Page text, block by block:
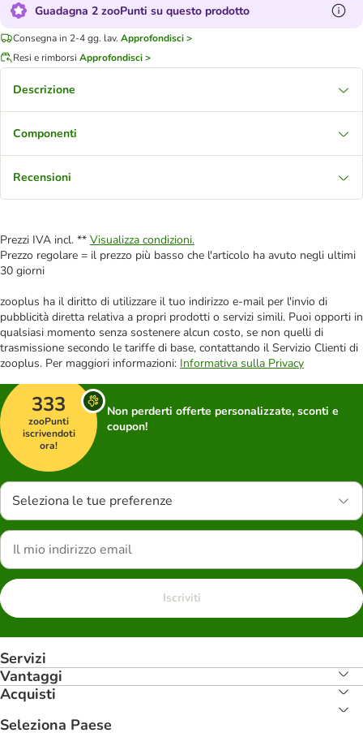
Guadagna 2 zooPunti su questo prodotto
Consegna in 2-4 gg. lav. Approfondisci >
Resi e rimborsi Approfondisci >
Descrizione
Componenti
Recensioni
Prezzi IVA incl. ** Visualizza condizioni.
Prezzo regolare = il prezzo più basso che l'articolo ha avuto negli ultimi
30 giorni
zooplus ha il diritto di utilizzare il tuo indirizzo e-mail per l'invio di
pubblicità diretta relativa a propri prodotti o servizi simili. Puoi opporti in
qualsiasi momento senza sostenere alcun costo, se non quelli di
trasmissione secondo le tariffe di base, contattando il Servizio Clienti di
zooplus. Per maggiori informazioni: Informativa sulla Privacy
333
zooPunti
iscrivendoti
ora!
Non perderti offerte personalizzate, sconti e
coupon!
Seleziona le tue preferenze
Iscriviti
Servizi
Vantaggi
Acquisti
Seleziona Paese